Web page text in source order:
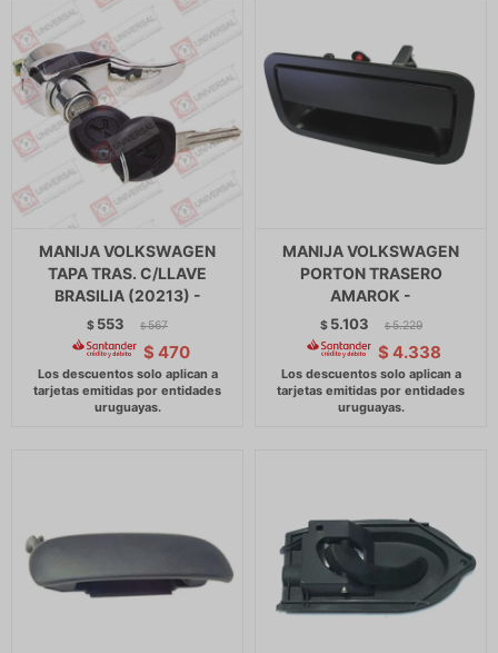
MANIJA VOLKSWAGEN
TAPA TRAS. C/LLAVE
BRASILIA (20213) -
$ 553 $ 567
$ 470
MANIJA VOLKSWAGEN
PORTON TRASERO
AMAROK -
$ 5.103 $ 5.229
$ 4.338